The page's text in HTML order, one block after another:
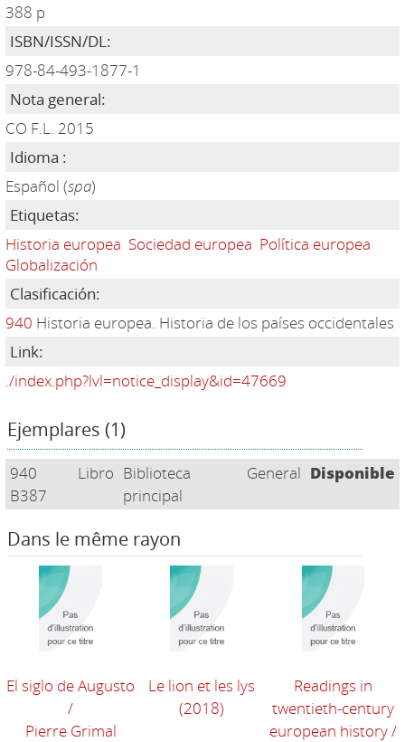
388 p
ISBN/ISSN/DL:
978-84-493-1877-1
Nota general:
CO F.L. 2015
Idioma :
Español (spa)
Etiquetas:
Historia europea Sociedad europea Política europea
Globalización
Clasificación:
940 Historia europea. Historia de los países occidentales
Link:
./index.php?lvl=notice_display&id=47669
Ejemplares (1)
940
B387
Libro Biblioteca
principal
General Disponible
Dans le même rayon
El siglo de Augusto
/
Pierre Grimal
Le lion et les lys
(2018)
Readings in
twentieth-century
european history/